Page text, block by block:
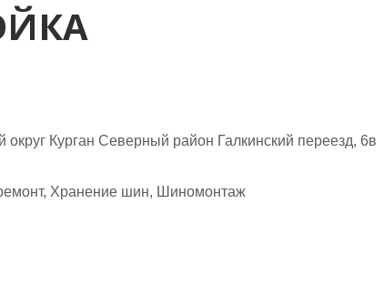
округ Курган Северный район Галкинский переезд, 6в
Хранение шин, Шиномонтаж